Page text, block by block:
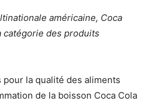
américaine, Coca
catégorie des produits
la qualité des aliments
de la boisson Coca Cola